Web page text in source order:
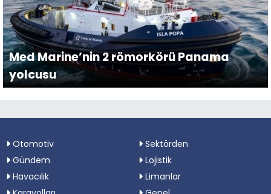
Med Marine’nin 2 römorkörü Panama
yolcusu
Otomotiv
Sektörden
Gündem
Lojistik
Havacılık
Limanlar